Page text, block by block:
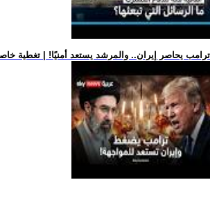
.. ترامب يحاصر إيران.. والمرشد يستعد أمنيًا! | تغطية